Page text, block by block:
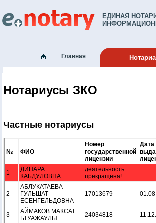
ЕДИНАЯ
Главная
Нотариусы ЗКО
Частные нотариусы
№ ФИО
Номер
государственной
лицензии
Дата
1
ДИНАРА
КАБДУЛОВНА
деятельность
прекращена!
2
АБЛУКАТАЕВА
ГУЛЬШАТ
ЕСЕНГЕЛЬДОВНА
17013679
3
АЙМАКОВ МАКСАТ
БТУАЖАУЛЫ
24034818